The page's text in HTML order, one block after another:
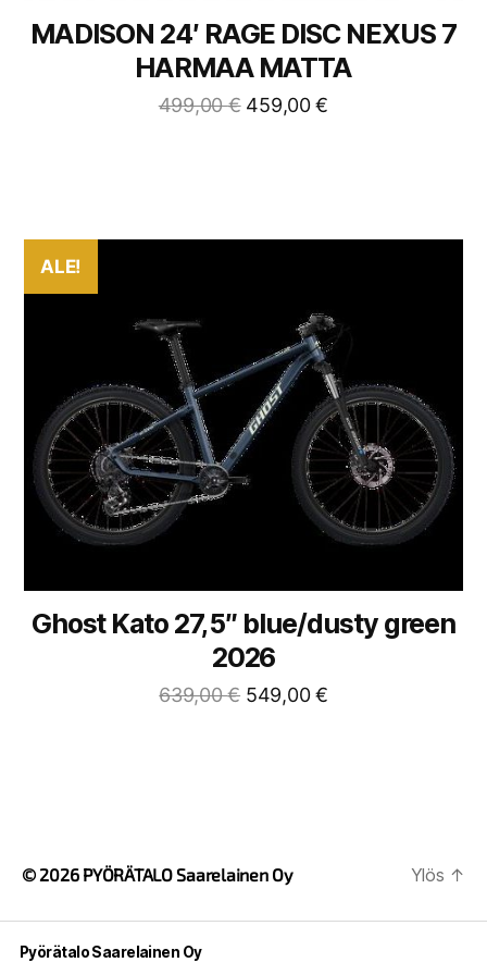
MADISON 24′ RAGE DISC NEXUS 7
HARMAA MATTA
499,00€ 459,00€
ALE!
Ghost Kato 27,5″ blue/dusty green
2026
639,00€ 549,00€
© 2026 PYÖRÄTALO Saarelainen Oy Ylös ↑
Pyörätalo Saarelainen Oy